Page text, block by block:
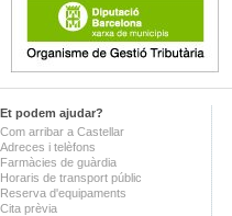
Et podem ajudar?
Com arribar a Castellar
Adreces i telèfons
Farmàcies de guàrdia
Horaris de transport públic
Reserva d'equipaments
Cita prèvia